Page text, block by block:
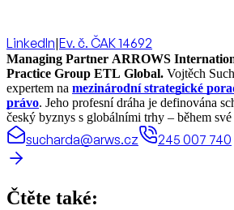
LinkedIn|Ev. č. ČAK 14692
Managing Partner ARROWS
Practice Group ETL Global. Vojtěch
expertem na mezinárodní strategické
právo. Jeho profesní dráha je definována
český byznys s globálními trhy – během své
realizoval právní projekty a koordinoval
zemích světa.
sucharda@arws.cz 245 007 740
Čtěte také: